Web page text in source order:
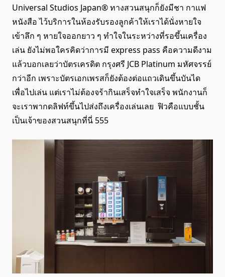
Universal Studios Japan® ทางสวนสนุกก็ยังมีชา กาแฟ
หนังสือ ไว้บริการในห้องรับรองลูกค้าให้เราได้นั่งหายใจ
เข้าลึก ๆ หายใจออกยาว ๆ ทำใจในระหว่างที่รอขึ้นเครื่อง
เล่น ยังไม่พอใครคิดว่าการมี express pass คือความดีงาม
แล้วบอกเลยว่าบัตรเครดิต กรุงศรี JCB Platinum มหัศจรรย์
กว่าอีก เพราะบัตรเอกเพรสก็ยังต้องต่อแถวเดินขึ้นบันได
เพื่อไปเล่น แต่เราไม่ต้องจร้ากินเสร็จทำใจเสร็จ พนักงานก็
จะเราพากดลิฟท์ขึ้นไปส่งถึงเครื่องเล่นเลย ฟิวคือแบบชั้น
เป็นเจ้าของสวนสนุกที่นี่ 555